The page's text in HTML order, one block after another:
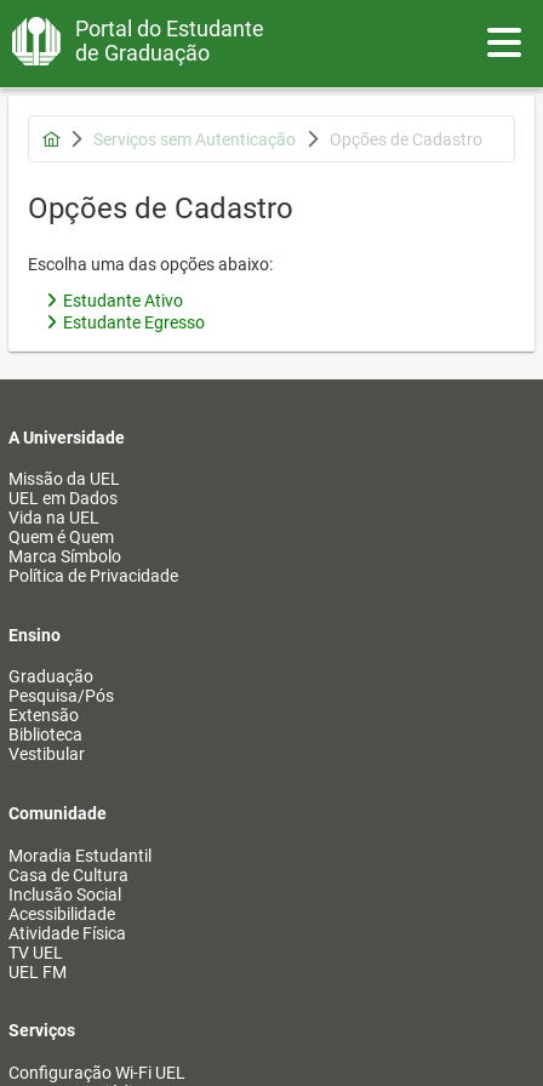
Portal do Estudante
de Graduação
Serviços sem Autenticação Opções de Cadastro
Opções de Cadastro
Escolha uma das opções abaixo:
Estudante Ativo
Estudante Egresso
A Universidade
Missão da UEL
UEL em Dados
Vida na UEL
Quem é Quem
Marca Símbolo
Política de Privacidade
Ensino
Graduação
Pesquisa/Pós
Extensão
Biblioteca
Vestibular
Comunidade
Moradia Estudantil
Casa de Cultura
Inclusão Social
Acessibilidade
Atividade Física
TV UEL
UEL FM
Serviços
Configuração Wi-Fi UEL